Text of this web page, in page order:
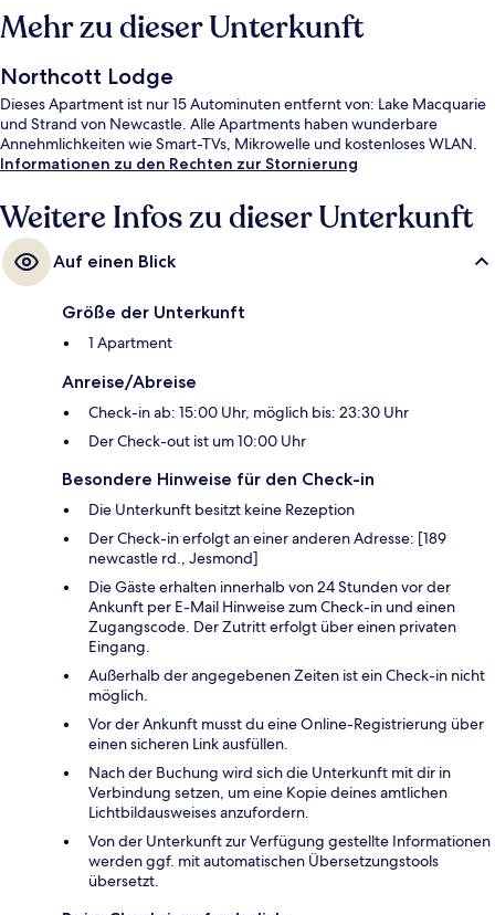
Mehr zu dieser Unterkunft
Northcott Lodge
Dieses Apartment ist nur 15 Autominuten entfernt von: Lake Macquarie
und Strand von Newcastle. Alle Apartments haben wunderbare
Annehmlichkeiten wie Smart-TVs, Mikrowelle und kostenloses WLAN.
Informationen zu den Rechten zur Stornierung
Weitere Infos zu dieser Unterkunft
Auf einen Blick
Größe der Unterkunft
1 Apartment
Anreise/Abreise
Check-in ab: 15:00 Uhr, möglich bis: 23:30 Uhr
Der Check-out ist um 10:00 Uhr
Besondere Hinweise für den Check-in
Die Unterkunft besitzt keine Rezeption
Der Check-in erfolgt an einer anderen Adresse: [189
newcastle rd., Jesmond]
Die Gäste erhalten innerhalb von 24 Stunden vor der
Ankunft per E-Mail Hinweise zum Check-in und einen
Zugangscode. Der Zutritt erfolgt über einen privaten
Eingang.
Außerhalb der angegebenen Zeiten ist ein Check-in nicht
möglich.
Vor der Ankunft musst du eine Online-Registrierung über
einen sicheren Link ausfüllen.
Nach der Buchung wird sich die Unterkunft mit dir in
Verbindung setzen, um eine Kopie deines amtlichen
Lichtbildausweises anzufordern.
Von der Unterkunft zur Verfügung gestellte Informationen
werden ggf. mit automatischen Übersetzungstools
übersetzt.